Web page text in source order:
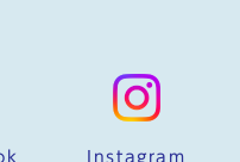
Instagram